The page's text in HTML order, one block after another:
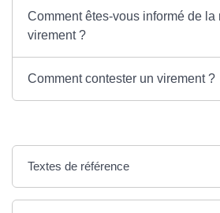
Comment êtes-vous informé de la
virement ?
Comment contester un virement ?
Textes de référence